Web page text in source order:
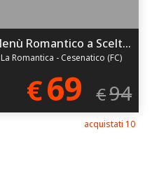
Menù Romantico a Scelta per 2!
La Romantica - Cesenatico (FC)
€69 €94
acquistati 10